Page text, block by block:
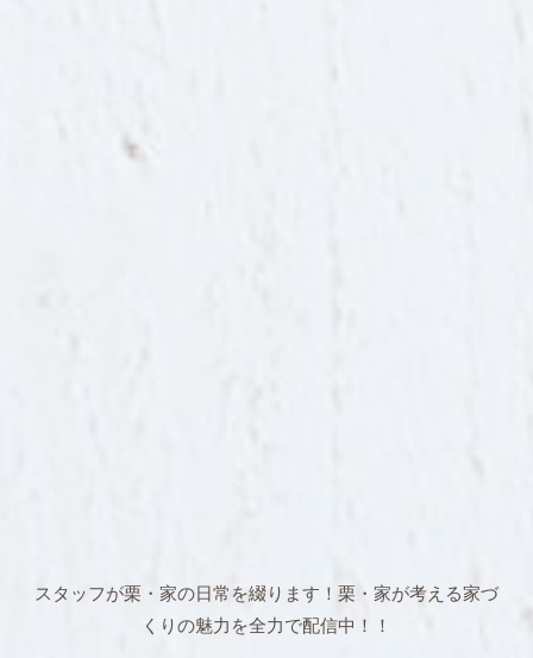
スタッフが栗・家の日常を綴ります！ 栗・家が考える家づ
くりの魅力を全力で配信中！！